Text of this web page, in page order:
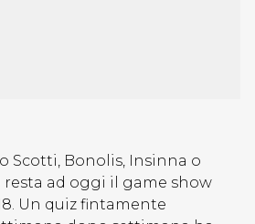
Scotti, Bonolis, Insinna o
resta ad oggi il game show
Un quiz fintamente